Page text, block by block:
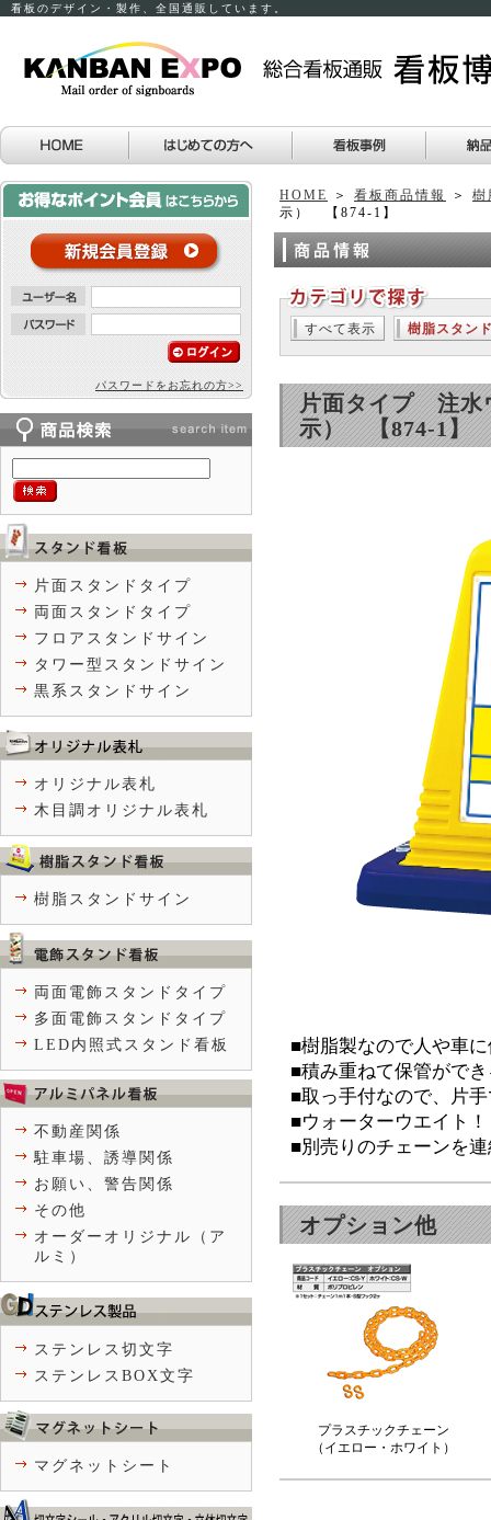
看板のデザイン・製作、全国通販しています。
HOME ＞ 看板商品情報 ＞ 樹
示） 【874-1】
すべて表示 樹脂スタン
片面タイプ 注水
示） 【874-1】
■樹脂製なので人や車
■積み重ねて保管がで
■取っ手付なので、片
■ウォーターウエイト！
■別売りのチェーンを
オプション他
プラスチックチェーン
（イエロー・ホワイト）
パスワードをお忘れの方>>
片面スタンドタイプ
両面スタンドタイプ
フロアスタンドサイン
タワー型スタンドサイン
黒系スタンドサイン
オリジナル表札
木目調オリジナル表札
樹脂スタンドサイン
両面電飾スタンドタイプ
多面電飾スタンドタイプ
LED内照式スタンド看板
不動産関係
駐車場、誘導関係
お願い、警告関係
その他
オーダーオリジナル（ア
ルミ）
ステンレス切文字
ステンレスBOX文字
マグネットシート